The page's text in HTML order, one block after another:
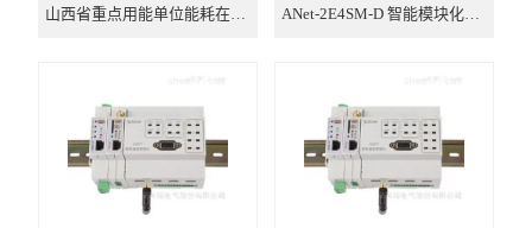
山西省重点用能单位能耗在线监测平台 ANet-2E4SM-D 智能模块化通讯管理机